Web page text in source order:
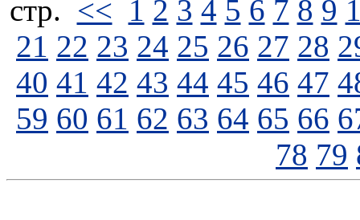
стp. << 1 2 3 4 5 6 7 8 9
21 22 23 24 25 26 27 28
40 41 42 43 44 45 46 47
59 60 61 62 63 64 65 66
78 79